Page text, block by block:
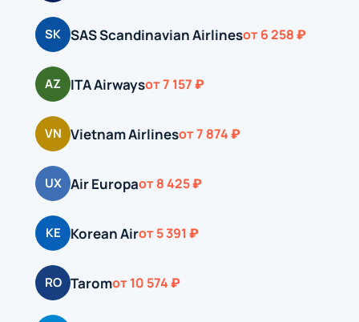
SK SAS Scandinavian Airlinesот 6 258 ₽
AZ ITA Airwaysот 7 157 ₽
VN Vietnam Airlinesот 7 874 ₽
UX Air Europaот 8 425 ₽
KE Korean Airот 5 391 ₽
RO Taromот 10 574 ₽